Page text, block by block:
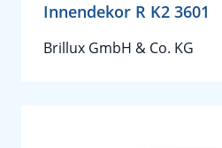
Innendekor R K2 3601
Brillux GmbH & Co. KG